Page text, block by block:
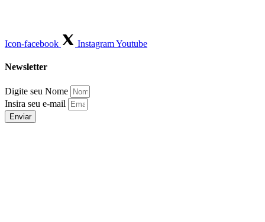
Icon-facebook InstagramYoutube
Newsletter
Digite seu Nome
Insira seu e-mail
Enviar